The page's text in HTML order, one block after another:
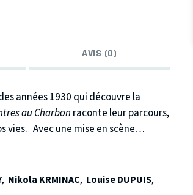
AVIS (0)
années 1930 qui découvre la
au Charbon raconte leur parcours,
vies. Avec une mise en scène
à voir la transformation de ces
ni frontières.
, Nikola KRMINAC, Louise DUPUIS,